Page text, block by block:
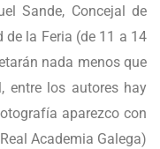
Sande, Concejal de
de la Feria (de 11 a 14
nada menos que
entre los autores hay
aparezco con
Academia Galega)